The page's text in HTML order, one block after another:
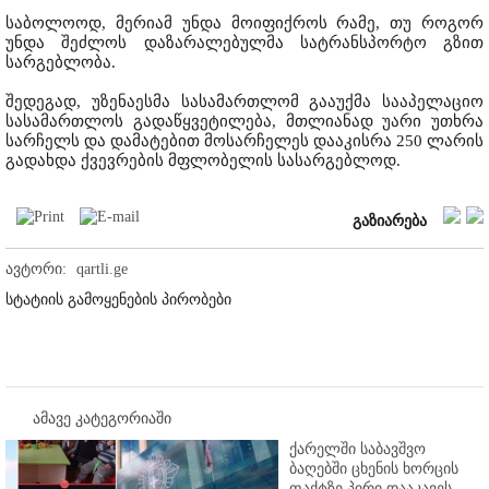
საბოლოოდ, მერიამ უნდა მოიფიქროს რამე, თუ როგორ
უნდა შეძლოს დაზარალებულმა სატრანსპორტო გზით
სარგებლობა.
შედეგად, უზენაესმა სასამართლომ გააუქმა სააპელაციო
სასამართლოს გადაწყვეტილება, მთლიანად უარი უთხრა
სარჩელს და დამატებით მოსარჩელეს დააკისრა 250 ლარის
გადახდა ქვევრების მფლობელის სასარგებლოდ.
გაზიარება
ავტორი:
qartli.ge
სტატიის გამოყენების პირობები
ამავე კატეგორიაში
ქარელში საბავშვო
ბაღებში ცხენის ხორცის